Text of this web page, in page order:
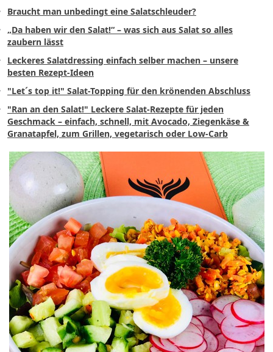
Braucht man unbedingt eine Salatschleuder?
„Da haben wir den Salat!“ – was sich aus Salat so alles
zaubern lässt
Leckeres Salatdressing einfach selber machen – unsere
besten Rezept-Ideen
"Let´s top it!" Salat-Topping für den krönenden Abschluss
"Ran an den Salat!" Leckere Salat-Rezepte für jeden
Geschmack – einfach, schnell, mit Avocado, Ziegenkäse &
Granatapfel, zum Grillen, vegetarisch oder Low-Carb